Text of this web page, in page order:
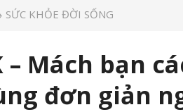
SỨC KHỎE ĐỜI SỐNG
– Mách bạn
đơn giản